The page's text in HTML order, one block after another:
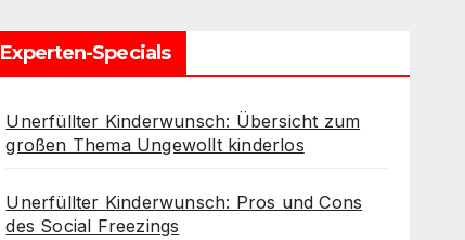
Experten-Specials
Unerfüllter Kinderwunsch: Übersicht zum
großen Thema Ungewollt kinderlos
Unerfüllter Kinderwunsch: Pros und Cons
des Social Freezings